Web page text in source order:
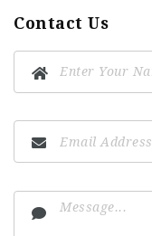
Contact Us